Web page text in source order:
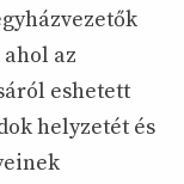
az
eshetett
helyzetét és